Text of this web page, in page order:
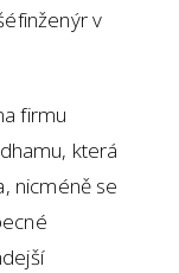
v
firmu
která
nicméně se